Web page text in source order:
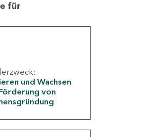
für
und Wachsen
von